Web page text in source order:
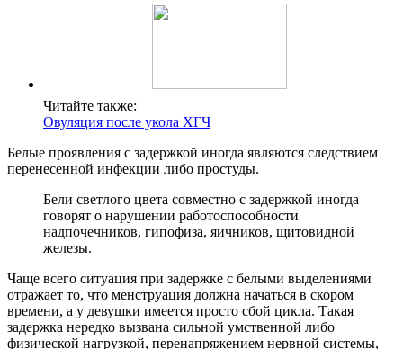
Читайте также:
Овуляция после укола ХГЧ
Белые проявления с задержкой иногда являются следствием
перенесенной инфекции либо простуды.
Бели светлого цвета совместно с задержкой иногда
говорят о нарушении работоспособности
надпочечников, гипофиза, яичников, щитовидной
железы.
Чаще всего ситуация при задержке с белыми выделениями
отражает то, что менструация должна начаться в скором
времени, а у девушки имеется просто сбой цикла. Такая
задержка нередко вызвана сильной умственной либо
физической нагрузкой, перенапряжением нервной системы,